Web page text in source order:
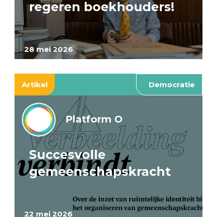
28 mei 2026
regeren boekhouders!
Artikel Democratie
22 mei 2026
Platform O
Succesvolle
gemeenschapskracht